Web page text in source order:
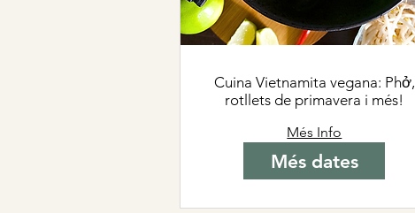
Cuina Vietnamita vegana: Phở,
rotllets de primavera i més!
Més Info
Més dates